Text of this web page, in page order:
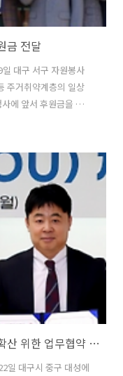
금 전달
대구 서구 자원봉사
주거취약계층의 일상
에 앞서 후원금을 전달
스위치 ON' 행사는
주민들이 서로 비빌 언
성을 목표로 오는 21일
계비로 생활하며 의료
의료비 부담을 완화해
작은 힘이나마 보태기
대성에너지-도로교통공단, 안전문화 확산 위한 업무협약 체결
일 대구시 중구 대성에